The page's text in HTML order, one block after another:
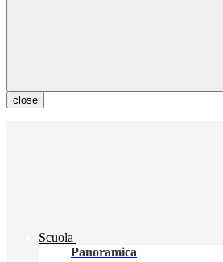
close
Scuola
Panoramica